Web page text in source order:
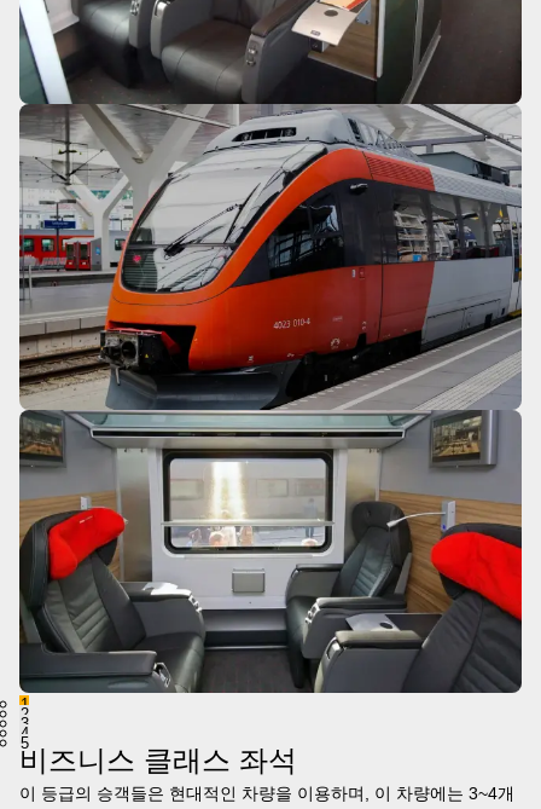
1
2
3
4
5
비즈니스 클래스 좌석
이 등급의 승객들은 현대적인 차량을 이용하며, 이 차량에는 3~4개